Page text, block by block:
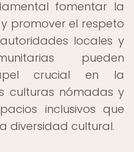
fomentar la
promover el respeto
locales y
pueden
crucial en la
culturas nómadas y
inclusivos que
diversidad cultural.